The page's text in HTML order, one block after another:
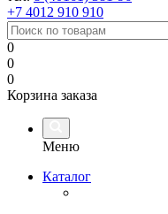
+7 4012 910 910
0
0
0
Корзина заказа
Меню
Каталог